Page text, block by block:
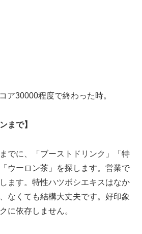
ア30000程度で終わった時。
まで】
でに、「ブーストドリンク」「特
ウーロン茶」を探します。営業で
ます。特性ハツボシエキスはなか
なくても結構大丈夫です。好印象
に依存しません。